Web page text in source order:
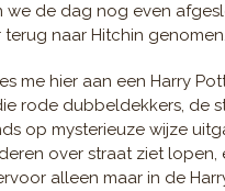
we de dag nog even
naar Hitchin
me hier aan een Harry
rode dubbeldekkers, de
op mysterieuze wijze
over straat ziet lopen,
alleen maar in de